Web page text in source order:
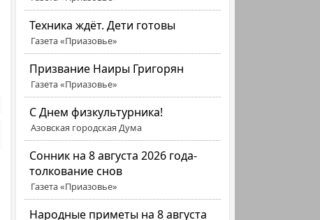
Техника ждёт. Дети готовы
Газета «Приазовье»
Призвание Наиры Григорян
Газета «Приазовье»
C Днем физкультурника!
Азовская городская Дума
Сонник на 8 августа 2026 года-
толкование снов
Газета «Приазовье»
Народные приметы на 8 августа